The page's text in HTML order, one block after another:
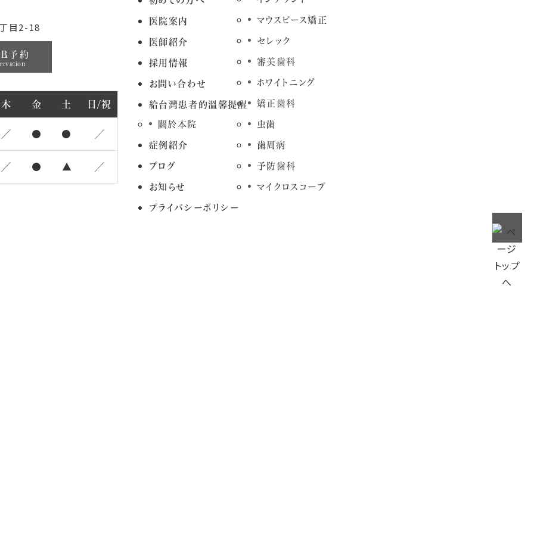
目2-18
予約
木 金 土 日/祝
／ ● ● ／
／ ● ▲ ／
医院案内
医師紹介
採用情報
お問い合わせ
給台灣患者的溫馨提醒
關於本院
症例紹介
ブログ
お知らせ
プライバシーポリシー
マウスピース矯正
セレック
審美歯科
ホワイトニング
矯正歯科
虫歯
歯周病
予防歯科
マイクロスコープ